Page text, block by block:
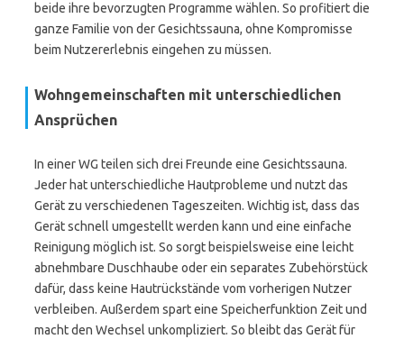
beide ihre bevorzugten Programme wählen. So profitiert die
ganze Familie von der Gesichtssauna, ohne Kompromisse
beim Nutzererlebnis eingehen zu müssen.
Wohngemeinschaften mit unterschiedlichen
Ansprüchen
In einer WG teilen sich drei Freunde eine Gesichtssauna.
Jeder hat unterschiedliche Hautprobleme und nutzt das
Gerät zu verschiedenen Tageszeiten. Wichtig ist, dass das
Gerät schnell umgestellt werden kann und eine einfache
Reinigung möglich ist. So sorgt beispielsweise eine leicht
abnehmbare Duschhaube oder ein separates Zubehörstück
dafür, dass keine Hautrückstände vom vorherigen Nutzer
verbleiben. Außerdem spart eine Speicherfunktion Zeit und
macht den Wechsel unkompliziert. So bleibt das Gerät für